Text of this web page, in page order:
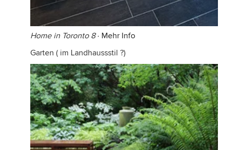
Home in Toronto 8· Mehr Info
Garten ( im Landhaussstil ?)